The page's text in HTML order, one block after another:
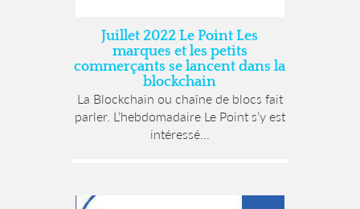
Juillet 2022 Le Point Les
marques et les petits
commerçants se lancent dans la
blockchain
La Blockchain ou chaîne de blocs fait
parler. L’hebdomadaire Le Point s’y est
intéressé...